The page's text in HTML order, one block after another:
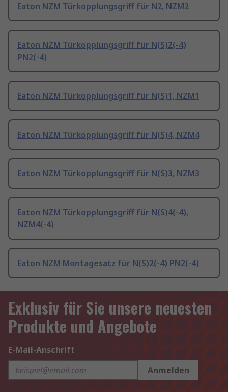
Eaton NZM Türkopplungsgriff für N2, NZM2
Eaton NZM Türkopplungsgriff für N(S)2(-4)
PN2(-4)
Eaton NZM Türkopplungsgriff für N(S)1, NZM1
Eaton NZM Türkopplungsgriff für N(S)4, NZM4
Eaton NZM Türkopplungsgriff für N(S)3, NZM3
Eaton NZM Türkopplungsgriff für N(S)4(-4),
NZM4(-4)
Eaton NZM Montagesatz für N(S)2(-4) PN2(-4)
Exklusiv für Sie unsere neuesten
Produkte und Angebote
E-Mail-Anschrift
Anmelden